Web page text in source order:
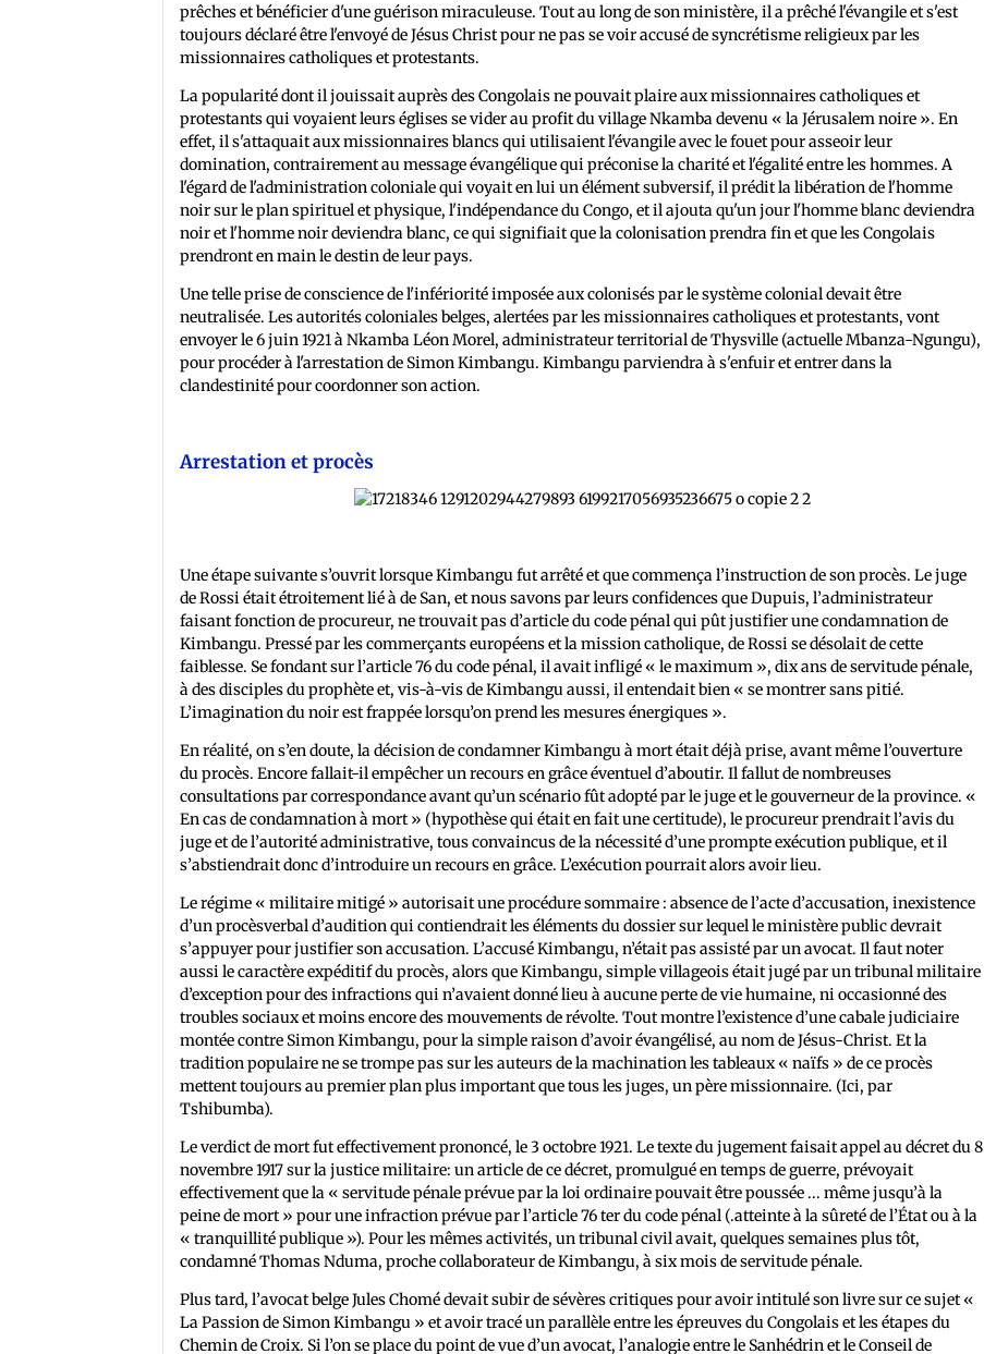
prêches et bénéficier d'une guérison miraculeuse. Tout au long de son ministère, il a prêché l'évangile et s'est
toujours déclaré être l'envoyé de Jésus Christ pour ne pas se voir accusé de syncrétisme religieux par les
missionnaires catholiques et protestants.
La popularité dont il jouissait auprès des Congolais ne pouvait plaire aux missionnaires catholiques et
protestants qui voyaient leurs églises se vider au profit du village Nkamba devenu « la Jérusalem noire ». En
effet, il s'attaquait aux missionnaires blancs qui utilisaient l'évangile avec le fouet pour asseoir leur
domination, contrairement au message évangélique qui préconise la charité et l'égalité entre les hommes. A
l'égard de l'administration coloniale qui voyait en lui un élément subversif, il prédit la libération de l'homme
noir sur le plan spirituel et physique, l'indépendance du Congo, et il ajouta qu'un jour l'homme blanc deviendra
noir et l'homme noir deviendra blanc, ce qui signifiait que la colonisation prendra fin et que les Congolais
prendront en main le destin de leur pays.
Une telle prise de conscience de l'infériorité imposée aux colonisés par le système colonial devait être
neutralisée. Les autorités coloniales belges, alertées par les missionnaires catholiques et protestants, vont
envoyer le 6 juin 1921 à Nkamba Léon Morel, administrateur territorial de Thysville (actuelle Mbanza-Ngungu),
pour procéder à l'arrestation de Simon Kimbangu. Kimbangu parviendra à s'enfuir et entrer dans la
clandestinité pour coordonner son action.
Arrestation et procès
Une étape suivante s’ouvrit lorsque Kimbangu fut arrêté et que commença l’instruction de son procès. Le juge
de Rossi était étroitement lié à de San, et nous savons par leurs confidences que Dupuis, l’administrateur
faisant fonction de procureur, ne trouvait pas d’article du code pénal qui pût justifier une condamnation de
Kimbangu. Pressé par les commerçants européens et la mission catholique, de Rossi se désolait de cette
faiblesse. Se fondant sur l’article 76 du code pénal, il avait infligé « le maximum », dix ans de servitude pénale,
à des disciples du prophète et, vis-à-vis de Kimbangu aussi, il entendait bien « se montrer sans pitié.
L’imagination du noir est frappée lorsqu’on prend les mesures énergiques ».
En réalité, on s’en doute, la décision de condamner Kimbangu à mort était déjà prise, avant même l’ouverture
du procès. Encore fallait-il empêcher un recours en grâce éventuel d’aboutir. Il fallut de nombreuses
consultations par correspondance avant qu’un scénario fût adopté par le juge et le gouverneur de la province. «
En cas de condamnation à mort » (hypothèse qui était en fait une certitude), le procureur prendrait l’avis du
juge et de l’autorité administrative, tous convaincus de la nécessité d’une prompte exécution publique, et il
s’abstiendrait donc d’introduire un recours en grâce. L’exécution pourrait alors avoir lieu.
Le régime « militaire mitigé » autorisait une procédure sommaire : absence de l’acte d’accusation, inexistence
d’un procèsverbal d’audition qui contiendrait les éléments du dossier sur lequel le ministère public devrait
s’appuyer pour justifier son accusation. L’accusé Kimbangu, n’était pas assisté par un avocat. Il faut noter
aussi le caractère expéditif du procès, alors que Kimbangu, simple villageois était jugé par un tribunal militaire
d’exception pour des infractions qui n’avaient donné lieu à aucune perte de vie humaine, ni occasionné des
troubles sociaux et moins encore des mouvements de révolte. Tout montre l’existence d’une cabale judiciaire
montée contre Simon Kimbangu, pour la simple raison d’avoir évangélisé, au nom de Jésus-Christ. Et la
tradition populaire ne se trompe pas sur les auteurs de la machination les tableaux « naïfs » de ce procès
mettent toujours au premier plan plus important que tous les juges, un père missionnaire. (Ici, par
Tshibumba).
Le verdict de mort fut effectivement prononcé, le 3 octobre 1921. Le texte du jugement faisait appel au décret du 8
novembre 1917 sur la justice militaire: un article de ce décret, promulgué en temps de guerre, prévoyait
effectivement que la « servitude pénale prévue par la loi ordinaire pouvait être poussée ... même jusqu’à la
peine de mort » pour une infraction prévue par l’article 76 ter du code pénal (.atteinte à la sûreté de l’État ou à la
« tranquillité publique »). Pour les mêmes activités, un tribunal civil avait, quelques semaines plus tôt,
condamné Thomas Nduma, proche collaborateur de Kimbangu, à six mois de servitude pénale.
Plus tard, l’avocat belge Jules Chomé devait subir de sévères critiques pour avoir intitulé son livre sur ce sujet «
La Passion de Simon Kimbangu » et avoir tracé un parallèle entre les épreuves du Congolais et les étapes du
Chemin de Croix. Si l’on se place du point de vue d’un avocat, l’analogie entre le Sanhédrin et le Conseil de